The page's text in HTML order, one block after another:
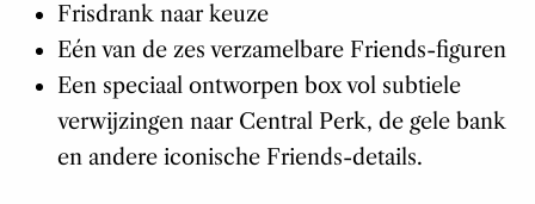
Frisdrank naar keuze
Eén van de zes verzamelbare Friends-figuren
Een speciaal ontworpen box vol subtiele
verwijzingen naar Central Perk, de gele bank
en andere iconische Friends-details.